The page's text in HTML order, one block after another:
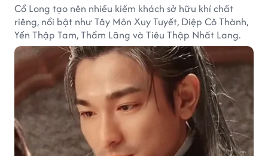
Cổ Long tạo nên nhiều kiếm khách sở hữu khí chất
riêng, nổi bật như Tây Môn Xuy Tuyết, Diệp Cô Thành,
Yến Thập Tam, Thẩm Lãng và Tiêu Thập Nhất Lang.